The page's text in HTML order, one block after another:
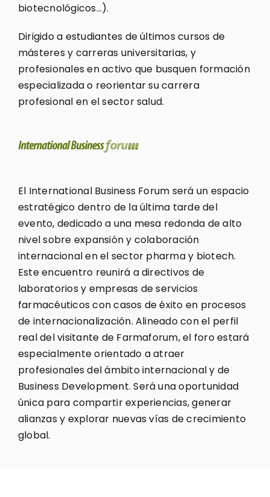
biotecnológicos…).
Dirigido a estudiantes de últimos cursos de
másteres y carreras universitarias, y
profesionales en activo que busquen formación
especializada o reorientar su carrera
profesional en el sector salud.
El International Business Forum será un espacio
estratégico dentro de la última tarde del
evento, dedicado a una mesa redonda de alto
nivel sobre expansión y colaboración
internacional en el sector pharma y biotech.
Este encuentro reunirá a directivos de
laboratorios y empresas de servicios
farmacéuticos con casos de éxito en procesos
de internacionalización. Alineado con el perfil
real del visitante de Farmaforum, el foro estará
especialmente orientado a atraer
profesionales del ámbito internacional y de
Business Development. Será una oportunidad
única para compartir experiencias, generar
alianzas y explorar nuevas vías de crecimiento
global.